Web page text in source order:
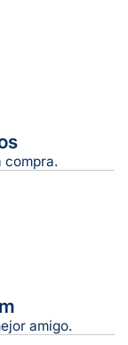
hábiles
compra.
amigo.